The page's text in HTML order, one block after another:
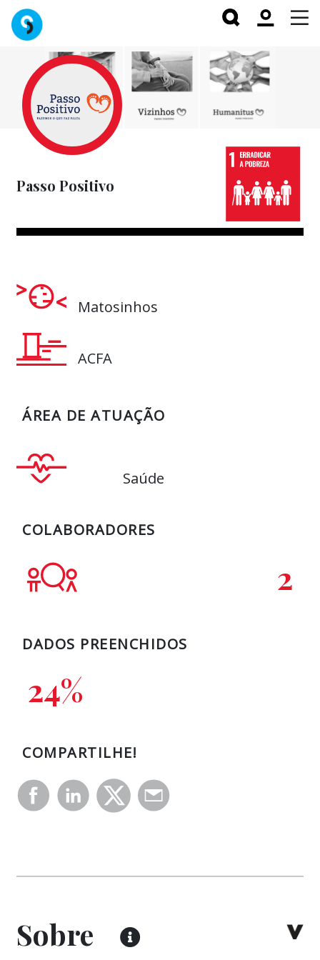
Passo Positivo
Matosinhos
ACFA
ÁREA DE ATUAÇÃO
Saúde
COLABORADORES
2
DADOS PREENCHIDOS
24%
COMPARTILHE!
Sobre